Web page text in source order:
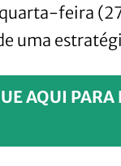
feira
uma
AQUI PARA